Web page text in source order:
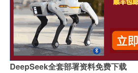
DeepSeek全套部署资料免费下载